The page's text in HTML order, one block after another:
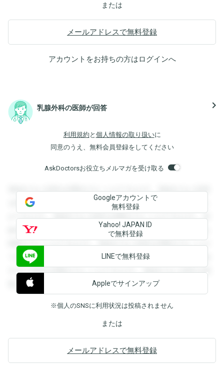
または
メールアドレスで無料登録
アカウントをお持ちの方はログインへ
乳腺外科の医師が回答 navigate_next
利用規約 と 個人情報の取り扱いに
同意のうえ、無料会員登録をしてください
AskDoctorsお役立ちメルマガを受け取る
登録すると回答を閲覧することができます。登録すると回答
を閲覧することができます。登録すると回答を閲覧すること
ができます。登録すると回答を閲覧することができます。登
録すると回答を閲覧することができます。登録すると回答を
閲覧することができます。登録すると回答を閲覧することが
できます。登録すると回答を閲覧することができます。登録
すると回答を閲覧することができます。登録すると回答を閲
覧することができます。
Googleアカウントで
無料登録
Yahoo! JAPAN ID
で無料登録
LINEで無料登録
Appleでサインアップ
※個人のSNSに利用状況は投稿されません
または
メールアドレスで無料登録